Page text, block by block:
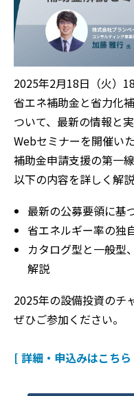
2025年2月18日（火）
省エネ補助金と省力化
ついて、最新の情報と
Webセミナーを開催いた
補助金申請支援の第一
以下の内容を詳しく解
最新の公募要領に基
省エネルギー率の独
カタログ型と一般型
解説
2025年の設備投資のチ
ぜひご参加ください。
[ 詳細・申込みはこち